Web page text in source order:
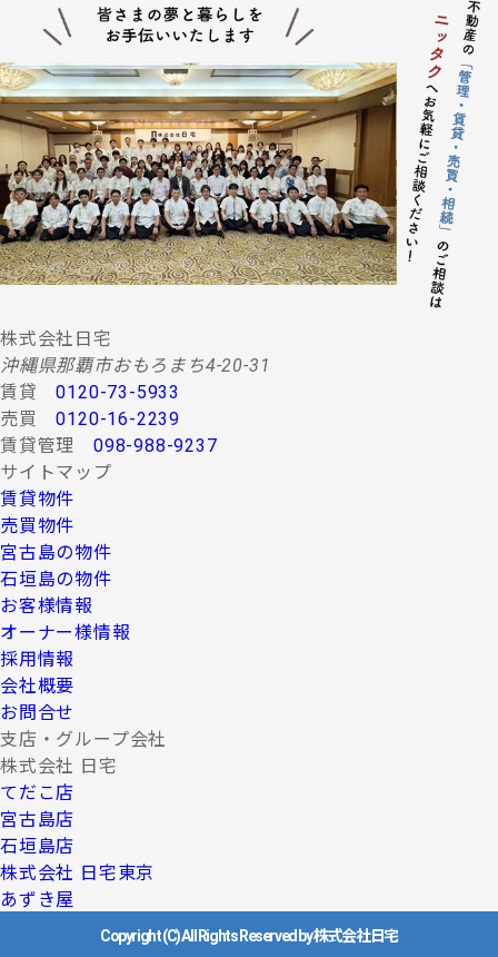
株式会社日宅
沖縄県那覇市おもろまち4-20-31
賃貸0120-73-5933
売買0120-16-2239
賃貸管理 098-988-9237
サイトマップ
賃貸物件
売買物件
宮古島の物件
石垣島の物件
お客様情報
オーナー様情報
採用情報
会社概要
お問合せ
支店・グループ会社
株式会社 日宅
てだこ店
宮古島店
石垣島店
株式会社 日宅東京
あずき屋
Copyright (C) All Rights Reserved by 株式会社日宅